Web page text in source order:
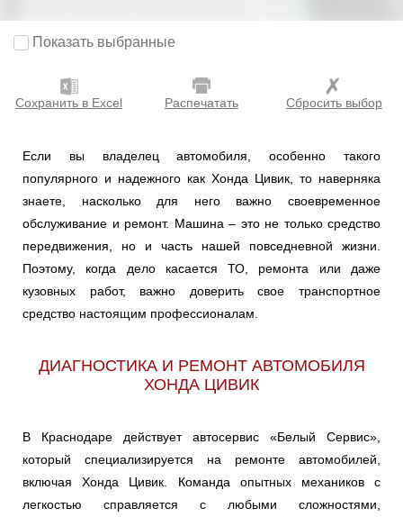
Показать выбранные
Сохранить в Excel Распечатать Сбросить выбор
Если вы владелец автомобиля, особенно такого
популярного и надежного как Хонда Цивик, то наверняка
знаете, насколько для него важно своевременное
обслуживание и ремонт. Машина – это не только средство
передвижения, но и часть нашей повседневной жизни.
Поэтому, когда дело касается ТО, ремонта или даже
кузовных работ, важно доверить свое транспортное
средство настоящим профессионалам.
ДИАГНОСТИКА И РЕМОНТ АВТОМОБИЛЯ
ХОНДА ЦИВИК
В Краснодаре действует автосервис «Белый Сервис»,
который специализируется на ремонте автомобилей,
включая Хонда Цивик. Команда опытных механиков с
легкостью справляется с любыми сложностями,